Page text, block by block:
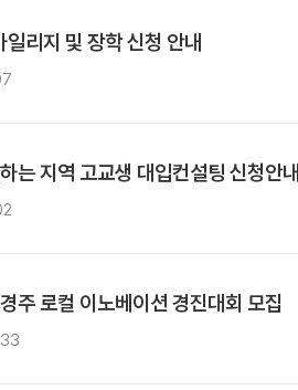
리지 및 장학 신청 안내
는 지역 고교생 대입컨설팅 신청안내
로컬 이노베이션 경진대회 모집